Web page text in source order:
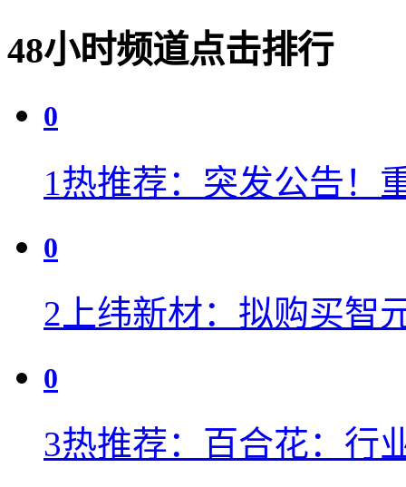
48小时频道点击排行
0
1 热推荐：突发公告！
0
2 上纬新材：拟购买智
0
3热推荐：百合花：行